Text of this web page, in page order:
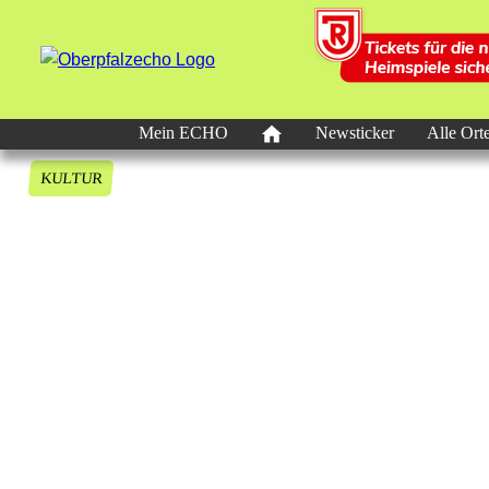
Mein ECHO Newsticker Alle
KULTUR